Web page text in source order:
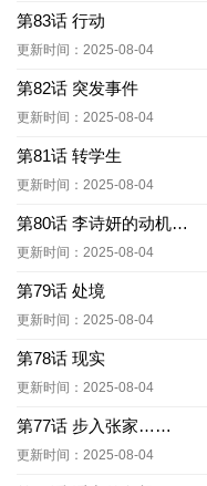
第83话 行动
更新时间：2025-08-04
第82话 突发事件
更新时间：2025-08-04
第81话 转学生
更新时间：2025-08-04
第80话 李诗妍的动机…
更新时间：2025-08-04
第79话 处境
更新时间：2025-08-04
第78话 现实
更新时间：2025-08-04
第77话 步入张家……
更新时间：2025-08-04